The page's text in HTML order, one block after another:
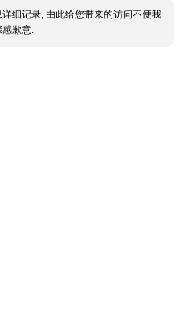
细记录, 由此给您带来的访问不便我
感歉意.